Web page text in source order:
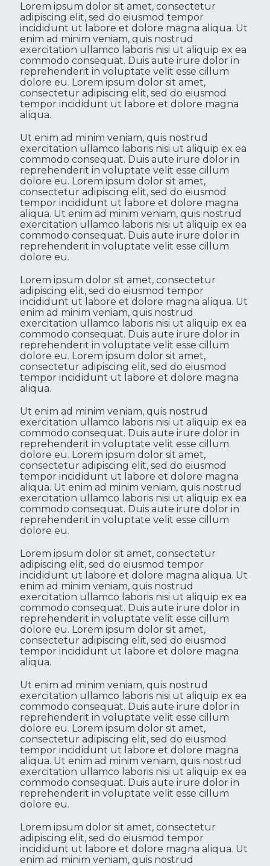
Lorem ipsum dolor sit amet, consectetur
adipiscing elit, sed do eiusmod tempor
incididunt ut labore et dolore magna aliqua. Ut
enim ad minim veniam, quis nostrud
exercitation ullamco laboris nisi ut aliquip ex ea
commodo consequat. Duis aute irure dolor in
reprehenderit in voluptate velit esse cillum
dolore eu. Lorem ipsum dolor sit amet,
consectetur adipiscing elit, sed do eiusmod
tempor incididunt ut labore et dolore magna
aliqua.
Ut enim ad minim veniam, quis nostrud
exercitation ullamco laboris nisi ut aliquip ex ea
commodo consequat. Duis aute irure dolor in
reprehenderit in voluptate velit esse cillum
dolore eu. Lorem ipsum dolor sit amet,
consectetur adipiscing elit, sed do eiusmod
tempor incididunt ut labore et dolore magna
aliqua. Ut enim ad minim veniam, quis nostrud
exercitation ullamco laboris nisi ut aliquip ex ea
commodo consequat. Duis aute irure dolor in
reprehenderit in voluptate velit esse cillum
dolore eu.
Lorem ipsum dolor sit amet, consectetur
adipiscing elit, sed do eiusmod tempor
incididunt ut labore et dolore magna aliqua. Ut
enim ad minim veniam, quis nostrud
exercitation ullamco laboris nisi ut aliquip ex ea
commodo consequat. Duis aute irure dolor in
reprehenderit in voluptate velit esse cillum
dolore eu. Lorem ipsum dolor sit amet,
consectetur adipiscing elit, sed do eiusmod
tempor incididunt ut labore et dolore magna
aliqua.
Ut enim ad minim veniam, quis nostrud
exercitation ullamco laboris nisi ut aliquip ex ea
commodo consequat. Duis aute irure dolor in
reprehenderit in voluptate velit esse cillum
dolore eu. Lorem ipsum dolor sit amet,
consectetur adipiscing elit, sed do eiusmod
tempor incididunt ut labore et dolore magna
aliqua. Ut enim ad minim veniam, quis nostrud
exercitation ullamco laboris nisi ut aliquip ex ea
commodo consequat. Duis aute irure dolor in
reprehenderit in voluptate velit esse cillum
dolore eu.
Lorem ipsum dolor sit amet, consectetur
adipiscing elit, sed do eiusmod tempor
incididunt ut labore et dolore magna aliqua. Ut
enim ad minim veniam, quis nostrud
exercitation ullamco laboris nisi ut aliquip ex ea
commodo consequat. Duis aute irure dolor in
reprehenderit in voluptate velit esse cillum
dolore eu. Lorem ipsum dolor sit amet,
consectetur adipiscing elit, sed do eiusmod
tempor incididunt ut labore et dolore magna
aliqua.
Ut enim ad minim veniam, quis nostrud
exercitation ullamco laboris nisi ut aliquip ex ea
commodo consequat. Duis aute irure dolor in
reprehenderit in voluptate velit esse cillum
dolore eu. Lorem ipsum dolor sit amet,
consectetur adipiscing elit, sed do eiusmod
tempor incididunt ut labore et dolore magna
aliqua. Ut enim ad minim veniam, quis nostrud
exercitation ullamco laboris nisi ut aliquip ex ea
commodo consequat. Duis aute irure dolor in
reprehenderit in voluptate velit esse cillum
dolore eu.
Lorem ipsum dolor sit amet, consectetur
adipiscing elit, sed do eiusmod tempor
incididunt ut labore et dolore magna aliqua. Ut
enim ad minim veniam, quis nostrud